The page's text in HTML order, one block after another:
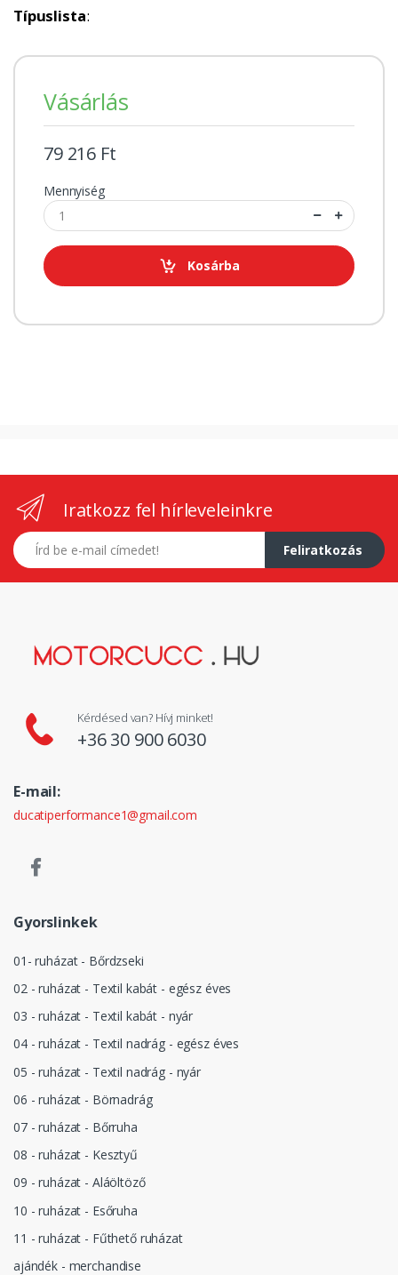
Típuslista:
Vásárlás
79 216 Ft
Mennyiség
Kosárba
Iratkozz fel hírleveleinkre
E-mail címed
Feliratkozás
Kérdésed van? Hívj minket!
+36 30 900 6030
E-mail:
ducatiperformance1@gmail.com
Gyorslinkek
01- ruházat - Bőrdzseki
02 - ruházat - Textil kabát - egész éves
03 - ruházat - Textil kabát - nyár
04 - ruházat - Textil nadrág - egész éves
05 - ruházat - Textil nadrág - nyár
06 - ruházat - Börnadrág
07 - ruházat - Bőrruha
08 - ruházat - Kesztyű
09 - ruházat - Aláöltöző
10 - ruházat - Esőruha
11 - ruházat - Fűthető ruházat
ajándék - merchandise